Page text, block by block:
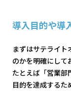
導入目的や導
まずはサテライ
のかを明確にして
たとえば「営業部
目的を達成するた